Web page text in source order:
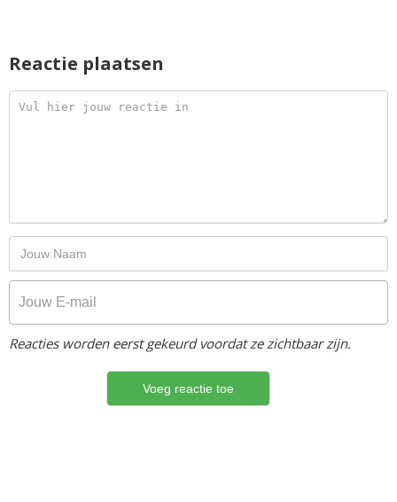
Reactie plaatsen
Reacties worden eerst gekeurd voordat ze zichtbaar zijn.